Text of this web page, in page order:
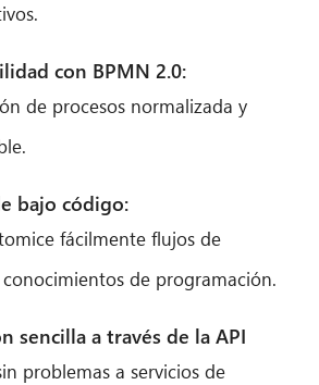
con BPMN 2.0:
de procesos normalizada y
bajo código:
fácilmente flujos de
de programación.
sencilla a través de la API
problemas a servicios de